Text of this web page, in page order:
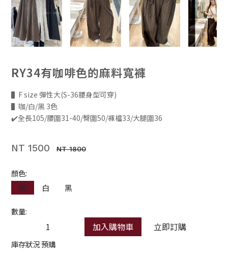
RY34有咖啡色的麻料寬褲
▌F size 彈性大(S-36腰身型可穿)
▌咖/白/黑 3色
✔️全長105/腰圍31-40/臀圍50/褲檔33/大腿圍36
NT 1500 NT 1800
顏色:
咖
白 黑
數量:
加入購物車 立即訂購
庫存狀況 預購